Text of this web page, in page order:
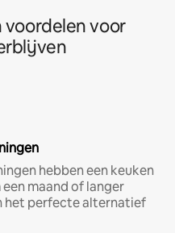
voordelen voor
hebben een keuken
maand of langer
het perfecte alternatief